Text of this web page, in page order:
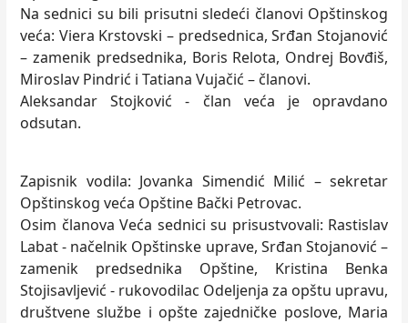
Na sednici su bili prisutni sledeći članovi Opštinskog
veća: Viera Krstovski – predsednica, Srđan Stojanović
– zamenik predsednika, Boris Relota, Ondrej Bovđiš,
Miroslav Pindrić i Tatiana Vujačić – članovi.
Aleksandar Stojković - član veća je opravdano
odsutan.
Zapisnik vodila: Jovanka Simendić Milić – sekretar
Opštinskog veća Opštine Bački Petrovac.
Osim članova Veća sednici su prisustvovali: Rastislav
Labat - načelnik Opštinske uprave, Srđan Stojanović –
zamenik predsednika Opštine, Kristina Benka
Stojisavljević - rukovodilac Odeljenja za opštu upravu,
društvene službe i opšte zajedničke poslove, Maria